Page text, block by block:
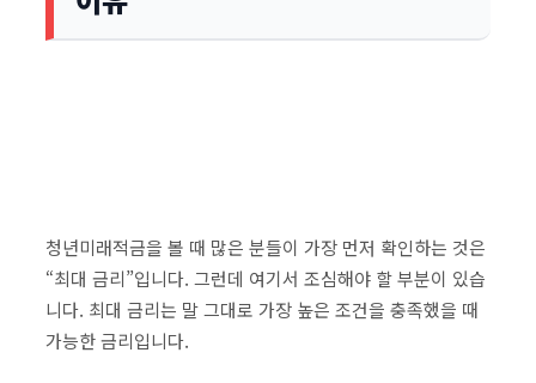
청년미래적금을 볼 때 많은 분들이 가장 먼저 확인하는 것은
“최대 금리”입니다. 그런데 여기서 조심해야 할 부분이 있습
니다. 최대 금리는 말 그대로 가장 높은 조건을 충족했을 때
가능한 금리입니다.